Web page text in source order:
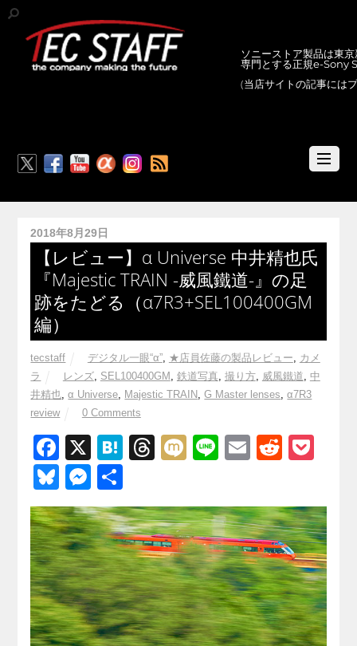
ソニーストア製品は東
専門とする正規e-Sony
(当店サイトの記事には
2018年8月29日
【レビュー】α Universe 中井精也氏
『Majestic TRAIN -威風鐵道-』の足
跡をたどる（α7R3+SEL100400GM
編）
tecstaff デジタル一眼“α”, ★店員佐藤の製品レビュー, カメ
ラ
レンズ, SEL100400GM , 鉄道写真, 撮り方, 威風鐵道, 中
井精也,α Universe, Majestic TRAIN,G Master lenses,α7R3
review
0 Comments
F
a
c
e
b
o
o
k
X
H
e
n
a
T
e
a
d
s
M
Li
e
E
ail
R
d
di
t
ck
et
Bl
u
e
sk
y
M
e
ss
e
n
g
er
有